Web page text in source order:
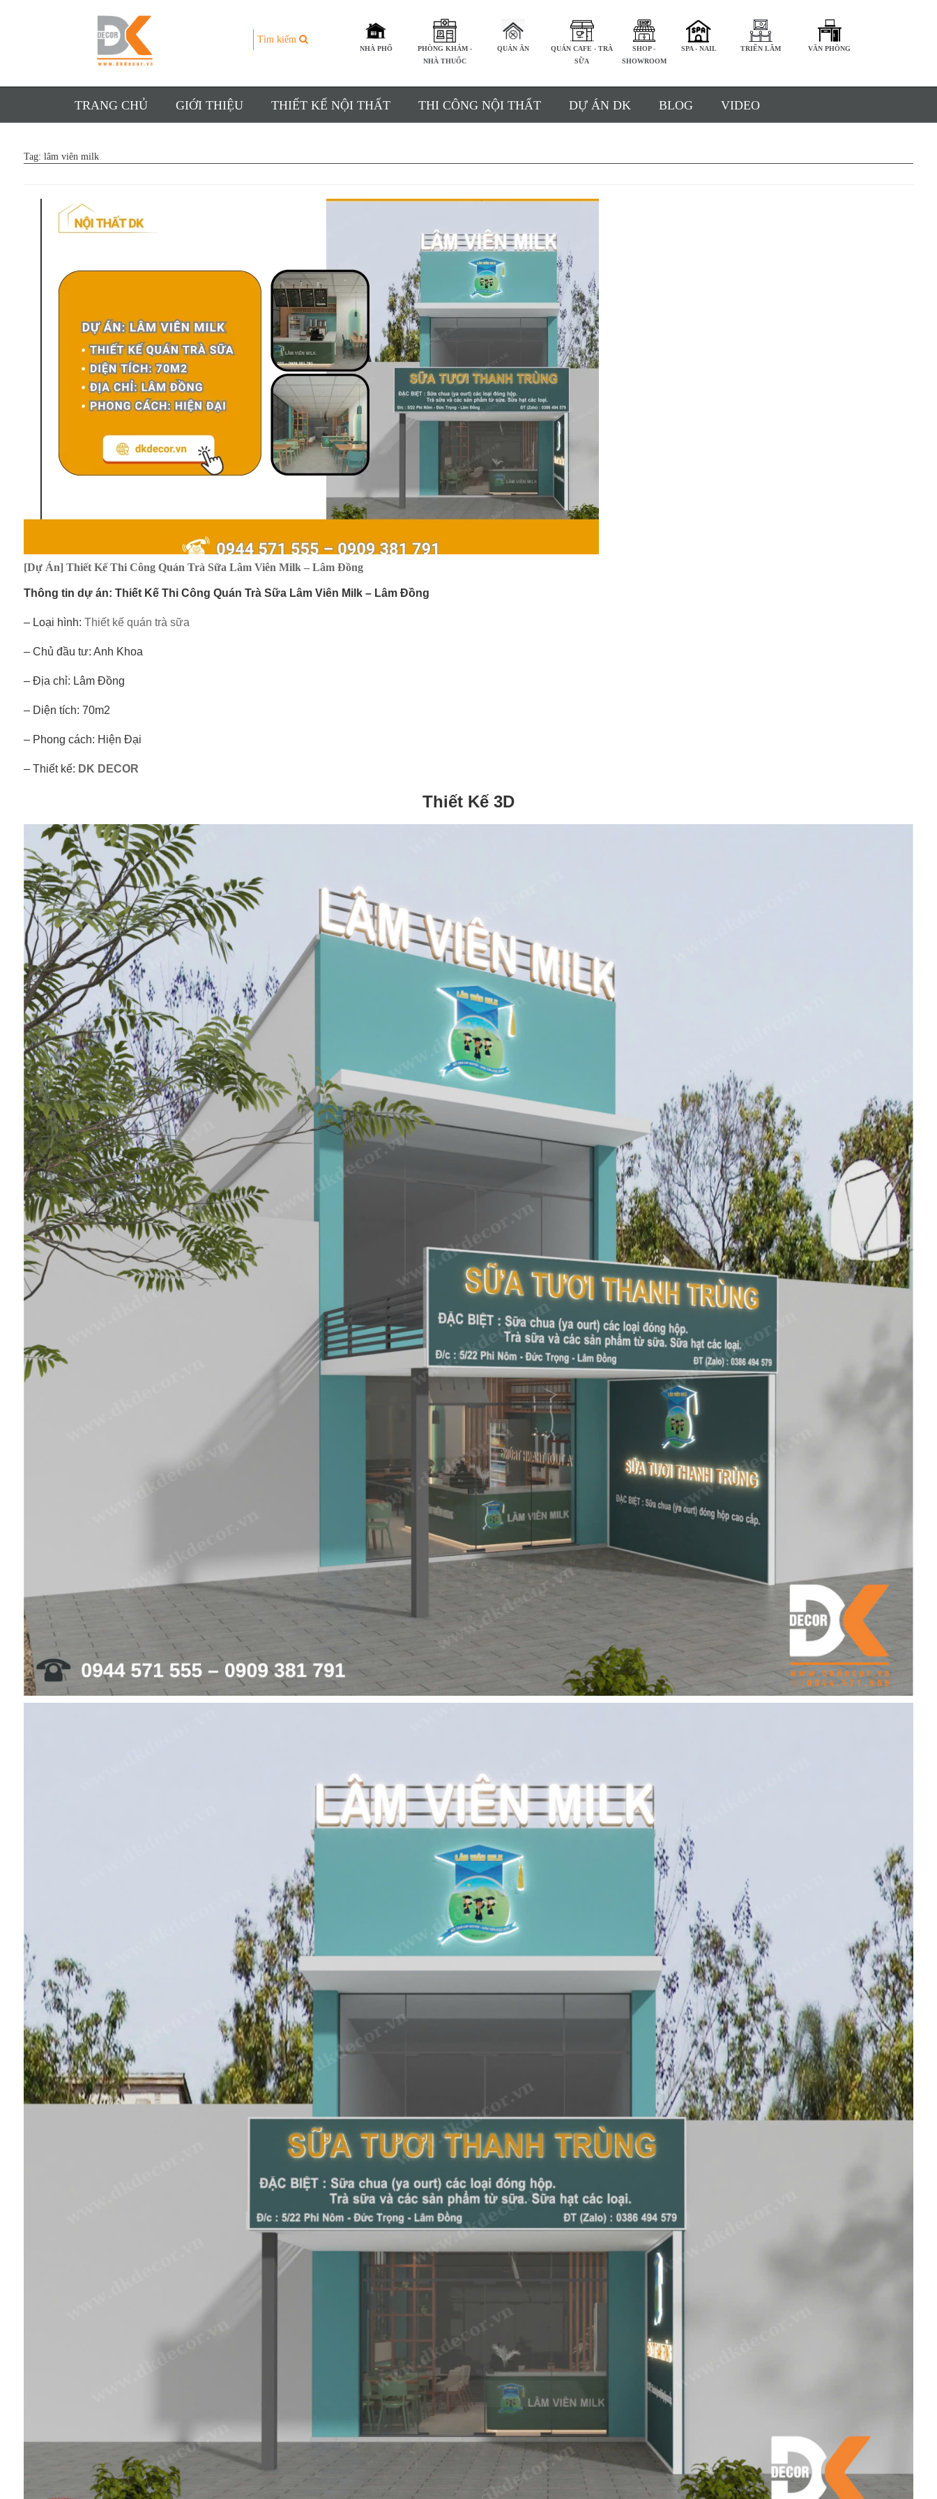
Tìm kiếm
NHÀ PHỐ
PHÒNG KHÁM -
NHÀ THUỐC
QUÁN ĂN
QUÁN CAFE - TRÀ
SỮA
SHOP -
SHOWROOM
SPA - NAIL TRIỂN LÃM VĂN PHÒNG
TRANG CHỦ GIỚI THIỆU THIẾT KẾ NỘI THẤT THI CÔNG NỘI THẤT DỰ ÁN DK BLOG VIDEO
Tag: lâm viên milk
[Dự Án] Thiết Kế Thi Công Quán Trà Sữa Lâm Viên Milk – Lâm Đồng
Thông tin dự án: Thiết Kế Thi Công Quán Trà Sữa Lâm Viên Milk – Lâm Đồng
– Loại hình: Thiết kế quán trà sữa
– Chủ đầu tư: Anh Khoa
– Địa chỉ: Lâm Đồng
– Diện tích: 70m2
– Phong cách: Hiện Đại
– Thiết kế: DK DECOR
Thiết Kế 3D